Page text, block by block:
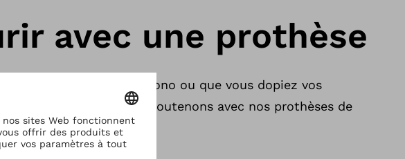
avec une prothèse
fassiez votre meilleur chrono ou que vous dopiez vos
du bonheur : nous vous soutenons avec nos prothèses de